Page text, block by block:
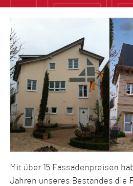
Mit über 15 Fassadenpreisen
Jahren unseres Bestandes die